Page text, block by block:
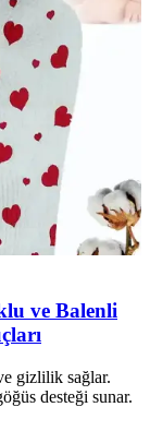
ve Balenli
gizlilik sağlar.
desteği sunar.